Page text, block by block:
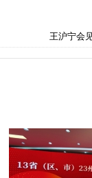
王沪宁会